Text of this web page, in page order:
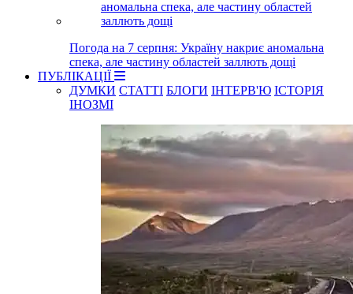
Погода на 7 серпня: Україну накриє аномальна
спека, але частину областей заллють дощі
ПУБЛІКАЦІЇ
ДУМКИ СТАТТІ БЛОГИ ІНТЕРВ'Ю ІСТОРІЯ
ІНОЗМІ